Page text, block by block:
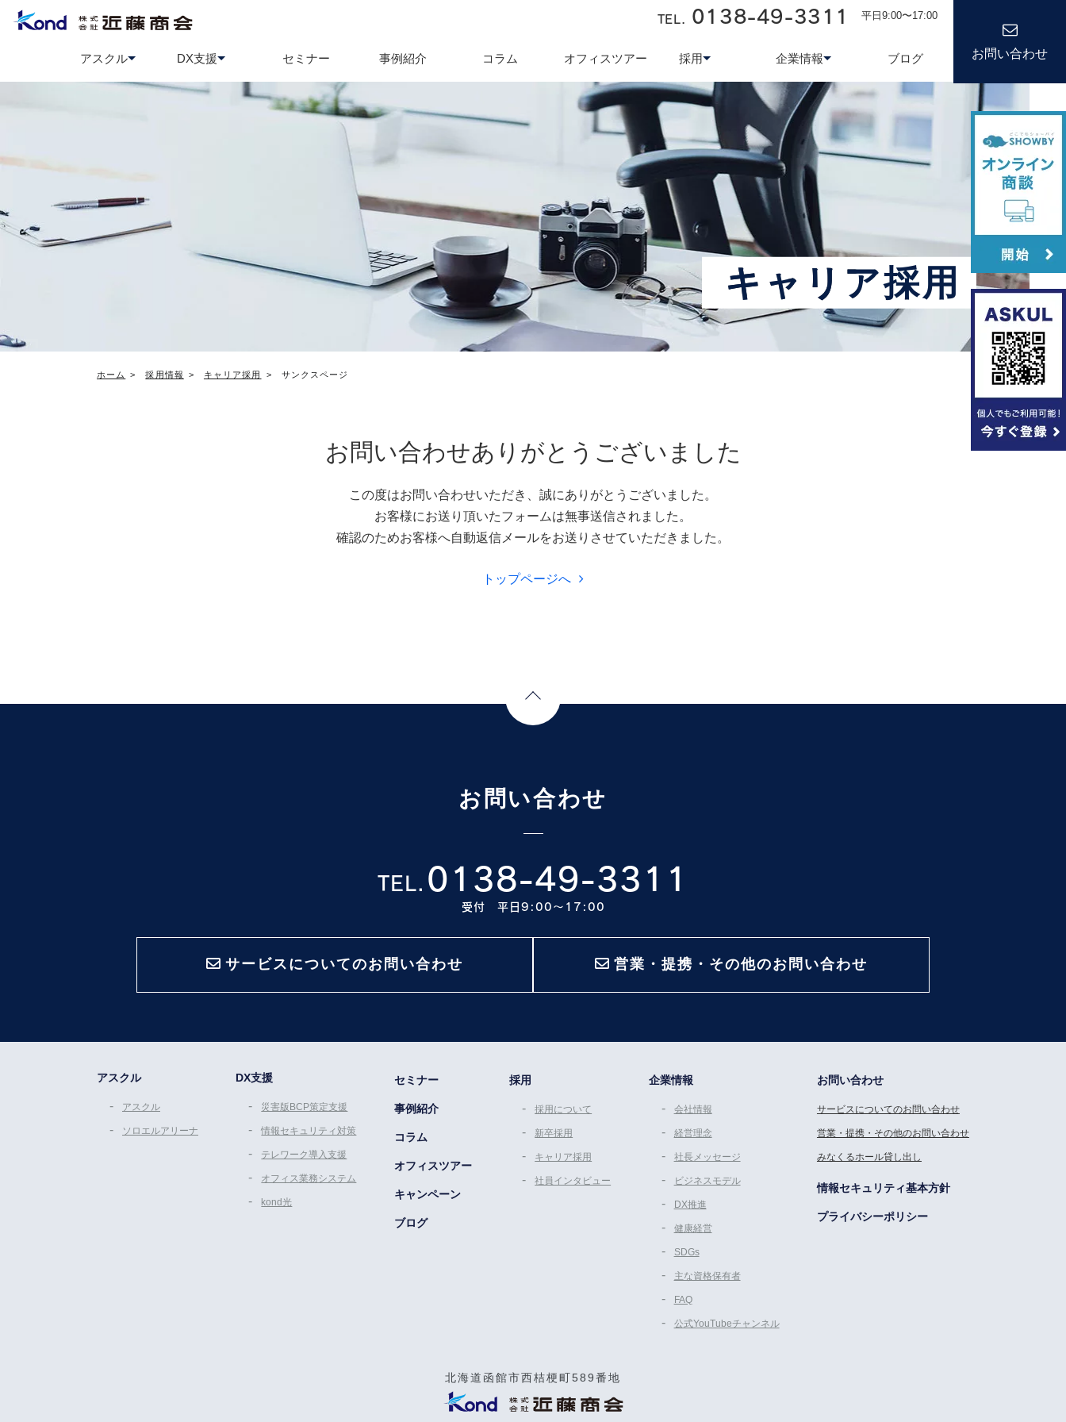
アスクル
ソロエルアリーナ
DX支援
BCP策定支援 情報セキュリティ対策 テレワーク導入支援 オフィス業務システム kond 光回線
セミナー 事例紹介 コラム オフィスツアー 採用
採用について 新卒採用
企業情報
会社情報 経営理念
ブログ
TEL. 0138-49-3311 平日9:00〜17:00
お問い合わせ
キャリア採用
ホーム 採用情報 キャリア採用 サンクスページ
お問い合わせありがとうございました
この度はお問い合わせいただき、 誠にありがとうございました。
お客様にお送り頂いたフォームは無事送信されました。
確認のためお客様へ自動返信メールをお送りさせていただきました。
トップページへ
お問い合わせ
TEL. 0138-49-3311
受付 平日9:00〜17:00
サービスについてのお問い合わせ 営業・提携・その他のお問い合わせ
アスクル
アスクル
ソロエルアリーナ
DX支援
災害版BCP策定支援
情報セキュリティ対策
テレワーク導入支援
オフィス業務システム
kond光
セミナー
事例紹介
コラム
オフィスツアー
キャンペーン
ブログ
採用
採用について
新卒採用
キャリア採用
社員インタビュー
企業情報
会社情報
経営理念
社長メッセージ
ビジネスモデル
DX推進
健康経営
SDGs
主な資格保有者
FAQ
公式YouTubeチャンネル
お問い合わせ
サービスについてのお問い合わせ
営業・提携・その他のお問い合わせ
みなくるホール貸し出し
情報セキュリティ基本方針
プライバシーポリシー
北海道函館市西桔梗町589番地